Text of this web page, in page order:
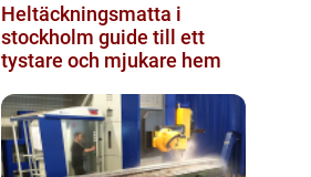
Heltäckningsmatta i
stockholm guide till ett
tystare och mjukare hem